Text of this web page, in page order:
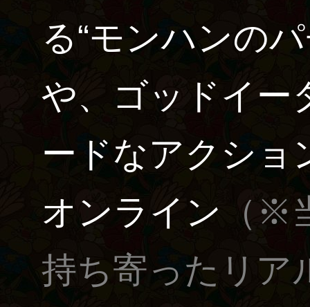
る“モンハンの
や、ゴッドイー
ードなアクショ
オンライン （※
持ち寄ったリア